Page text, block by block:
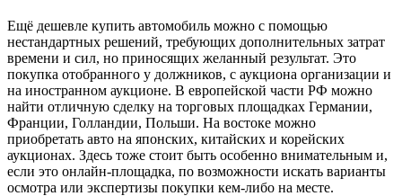
Ещё дешевле купить автомобиль можно с помощью
нестандартных решений, требующих дополнительных затрат
времени и сил, но приносящих желанный результат. Это
покупка отобранного у должников, с аукциона организации и
на иностранном аукционе. В европейской части РФ можно
найти отличную сделку на торговых площадках Германии,
Франции, Голландии, Польши. На востоке можно
приобретать авто на японских, китайских и корейских
аукционах. Здесь тоже стоит быть особенно внимательным и,
если это онлайн-площадка, по возможности искать варианты
осмотра или экспертизы покупки кем-либо на месте.